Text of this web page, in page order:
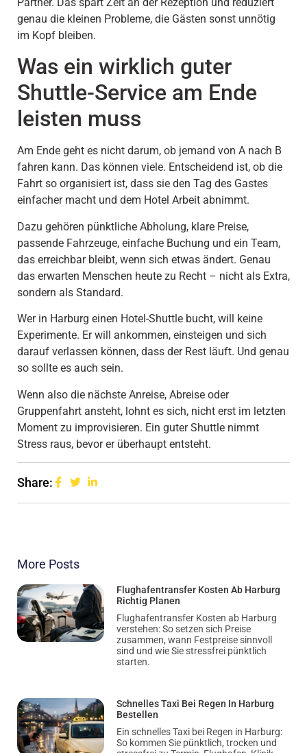
genau die kleinen Probleme, die Gästen sonst unnötig
im Kopf bleiben.
Was ein wirklich guter
Shuttle-Service am Ende
leisten muss
Am Ende geht es nicht darum, ob jemand von A nach B
fahren kann. Das können viele. Entscheidend ist, ob die
Fahrt so organisiert ist, dass sie den Tag des Gastes
einfacher macht und dem Hotel Arbeit abnimmt.
Dazu gehören pünktliche Abholung, klare Preise,
passende Fahrzeuge, einfache Buchung und ein Team,
das erreichbar bleibt, wenn sich etwas ändert. Genau
das erwarten Menschen heute zu Recht – nicht als Extra,
sondern als Standard.
Wer in Harburg einen Hotel-Shuttle bucht, will keine
Experimente. Er will ankommen, einsteigen und sich
darauf verlassen können, dass der Rest läuft. Und genau
so sollte es auch sein.
Wenn also die nächste Anreise, Abreise oder
Gruppenfahrt ansteht, lohnt es sich, nicht erst im letzten
Moment zu improvisieren. Ein guter Shuttle nimmt
Stress raus, bevor er überhaupt entsteht.
Share:
More Posts
Flughafentransfer Kosten Ab Harburg
Richtig Planen
Flughafentransfer Kosten ab Harburg
verstehen: So setzen sich Preise
zusammen, wann Festpreise sinnvoll
sind und wie Sie stressfrei pünktlich
starten.
Schnelles Taxi Bei Regen In Harburg
Bestellen
Ein schnelles Taxi bei Regen in Harburg:
So kommen Sie pünktlich, trocken und